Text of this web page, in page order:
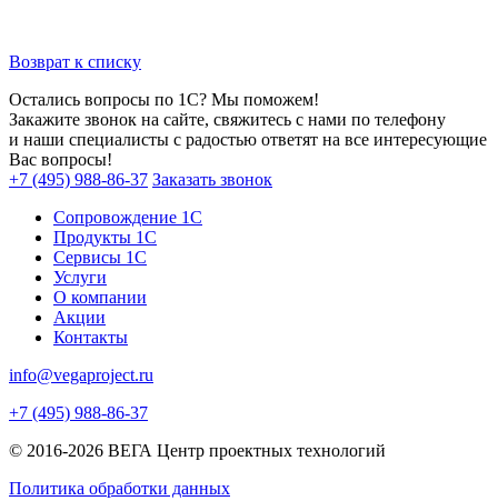
Возврат к списку
Остались вопросы по 1С? Мы поможем!
Закажите звонок на сайте, свяжитесь с нами по телефону
и наши специалисты с радостью ответят на все интересующие
Вас вопросы!
+7 (495) 988-86-37 Заказать звонок
Сопровождение 1С
Продукты 1С
Сервисы 1С
Услуги
О компании
Акции
Контакты
info@vegaproject.ru
+7 (495) 988-86-37
© 2016-2026 ВЕГА Центр проектных технологий
Политика обработки данных